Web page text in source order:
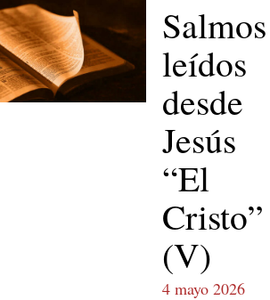
Salmos
leídos
desde
Jesús
“El
Cristo”
(V)
4 mayo 2026